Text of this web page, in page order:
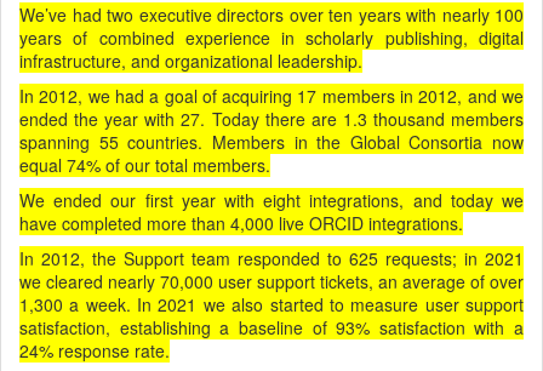
We’ve had two executive directors over ten years with nearly 100
years of combined experience in scholarly publishing, digital
infrastructure, and organizational leadership.
In 2012, we had a goal of acquiring 17 members in 2012, and we
ended the year with 27. Today there are 1.3 thousand members
spanning 55 countries. Members in the Global Consortia now
equal 74% of our total members.
We ended our first year with eight integrations, and today we
have completed more than 4,000 live ORCID integrations.
In 2012, the Support team responded to 625 requests; in 2021
we cleared nearly 70,000 user support tickets, an average of over
1,300 a week. In 2021 we also started to measure user support
satisfaction, establishing a baseline of 93% satisfaction with a
24% response rate.